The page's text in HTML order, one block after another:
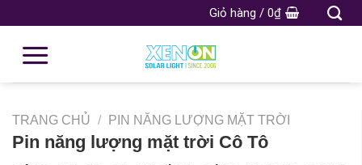
Giỏ hàng / 0₫
TRANG CHỦ / PIN NĂNG LƯỢNG MẶT TRỜI
Pin năng lượng mặt trời Cô Tô